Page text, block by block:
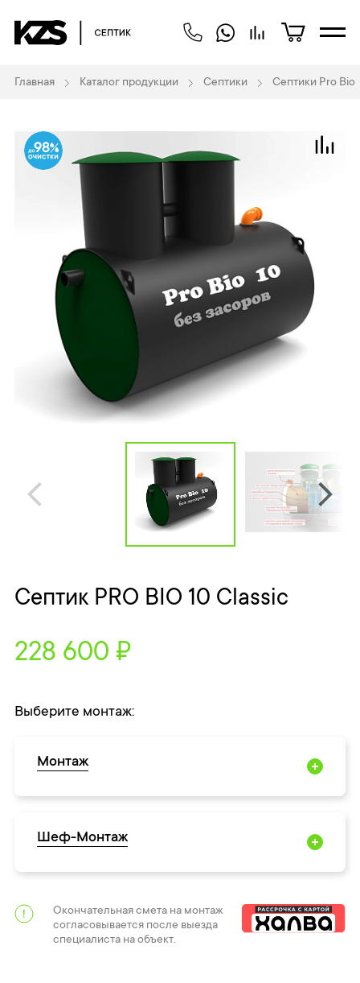
Главная Каталог продукции Септики Септики Pro Bio
98
Септик PRO BIO 10 Classic
228 600 ₽
Выберите монтаж:
Монтаж
Шеф-Монтаж
Окончательная смета на монтаж
согласовывается после выезда
специалиста на объект.